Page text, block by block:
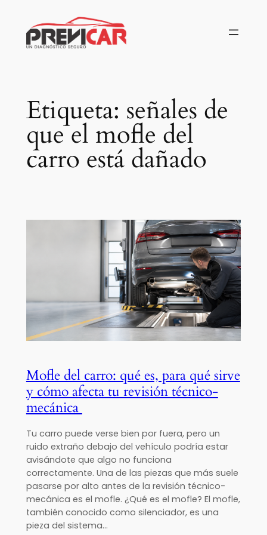
contenido
Etiqueta: señales de
que el mofle del
carro está dañado
Mofle del carro: qué es, para qué sirve
y cómo afecta tu revisión técnico-
mecánica
Tu carro puede verse bien por fuera, pero un
ruido extraño debajo del vehículo podría estar
avisándote que algo no funciona
correctamente. Una de las piezas que más suele
pasarse por alto antes de la revisión técnico-
mecánica es el mofle. ¿Qué es el mofle? El mofle,
también conocido como silenciador, es una
pieza del sistema…